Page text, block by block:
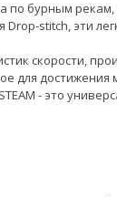
по бурным
stitch, эти
скорости,
для достижения
- это